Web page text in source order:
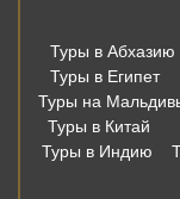
Туры в Абхазию
Туры в Египет
Туры на
Туры в Китай
Туры в Индию